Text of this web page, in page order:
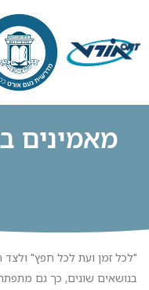
מאמינים
"לכל זמן ועת לכל חפץ"
בנושאים שונים, כך גם